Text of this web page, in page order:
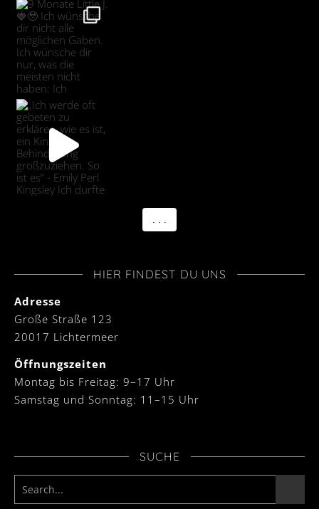
HIER FINDEST DU UNS
Adresse
Große Straße 123
20017 Lichtermeer
Öffnungszeiten
Montag bis Freitag: 9–17 Uhr
Samstag und Sonntag: 11–15 Uhr
SUCHE